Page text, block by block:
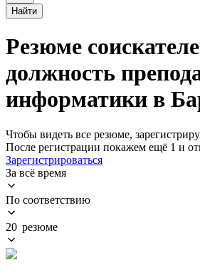
Найти
Резюме
должность
информатики в
Чтобы видеть все резюме,
После регистрации покажем ещё 1 и
Зарегистрироваться
За всё время
По соответствию
20 резюме